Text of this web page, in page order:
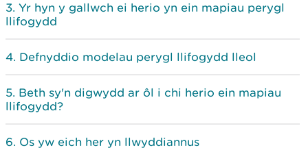
Yr hyn y gallwch ei herio yn ein mapiau perygl
llifogydd
Defnyddio modelau perygl llifogydd lleol
Beth sy'n digwydd ar ôl i chi herio ein mapiau
llifogydd?
Os yw eich her yn llwyddiannus